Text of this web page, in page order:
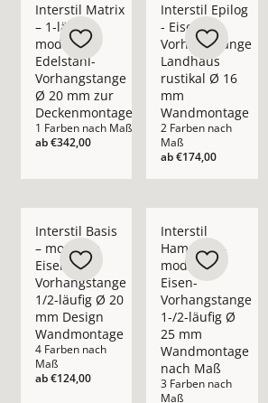
Interstil Matrix
– 1-läufige
moderne
Edelstahl-
Vorhangstange
Ø 20 mm zur
Deckenmontage
1 Farben nach Maß
ab€342,00
Interstil Epilog
- Eisen
Vorhangstange
Landhaus
rustikal Ø 16
mm
Wandmontage
2 Farben nach
Maß
ab€174,00
Interstil Basis
– moderne
Eisen-
Vorhangstange
1/2-läufig Ø 20
mm Design
Wandmontage
4 Farben nach
Maß
ab€124,00
Interstil
Hampton –
moderne
Eisen-
Vorhangstange
1-/2-läufig Ø
25 mm
Wandmontage
nach Maß
3 Farben nach
Maß